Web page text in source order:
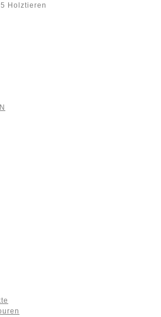
Holztieren